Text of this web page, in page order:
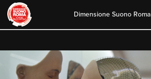
content
Dimensione Suono Roma